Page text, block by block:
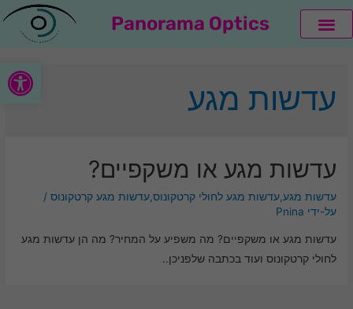
פתח
Panorama Optics
עדשות מגע
עדשות מגע או משקפיים?
עדשות מגע,עדשות מגע לחולי קרטקונוס,עדשות מגע קרטקונוס /
על-ידי Pnina
עדשות מגע או משקפיים? מה משפיע על המחיר? מה הן עדשות מגע
לחולי קרטקונוס ועוד בכתבה שלפניכן..